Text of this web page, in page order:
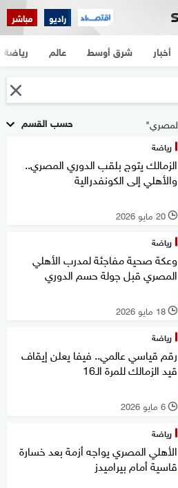
راديو مباشر
أخبار شرق أوسط عالم رياضة
حسب القسم
رياضة
الزمالك يتوج بلقب الدوري المصري..
والأهلي إلى الكونفدرالية
l 20 مايو 2026
رياضة
وعكة صحية مفاجئة لمدرب الأهلي
المصري قبل جولة حسم الدوري
l 18 مايو 2026
رياضة
رقم قياسي عالمي.. فيفا يعلن إيقاف
قيد الزمالك للمرة الـ16
l 6 مايو 2026
رياضة
الأهلي المصري يواجه أزمة بعد خسارة
قاسية أمام بيراميدز